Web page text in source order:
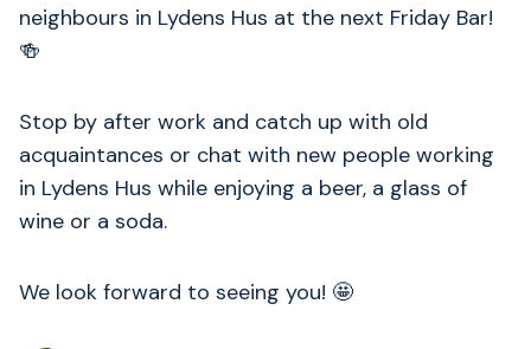
neighbours in Lydens Hus at the next Friday Bar!
🍻
Stop by after work and catch up with old
acquaintances or chat with new people working
in Lydens Hus while enjoying a beer, a glass of
wine or a soda.
We look forward to seeing you! 🤩